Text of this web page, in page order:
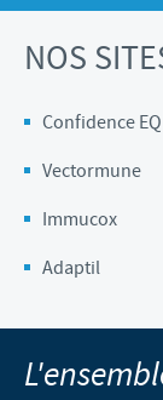
NOS
Confidence EQ
Vectormune
Immucox
Adaptil